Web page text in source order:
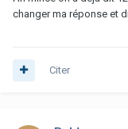
changer ma réponse et
Citer